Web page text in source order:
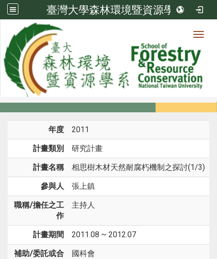
臺灣大學森林環境暨資源學系
系所成員
系所成員
年度 2011
計畫類別 研究計畫
計畫名稱 相思樹木材天然耐腐朽機制之探討(1/3)
參與人 張上鎮
職稱/擔任之工
作
主持人
計畫期間 2011.08 ~ 2012.07
補助/委託或合
國科會